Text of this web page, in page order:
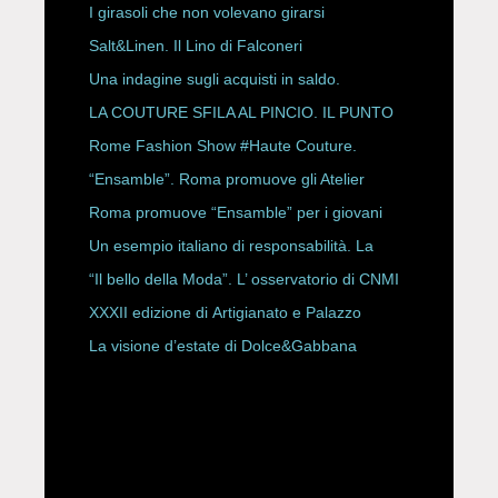
ESPY Awards 2026
I girasoli che non volevano girarsi
Salt&Linen. Il Lino di Falconeri
Una indagine sugli acquisti in saldo.
LA COUTURE SFILA AL PINCIO. IL PUNTO
CON ALESSANDRO ONORATO E
ROBERTA ANGELILLI
Rome Fashion Show #Haute Couture.
“Ensamble”. Roma promuove gli Atelier
Storici
Roma promuove “Ensamble” per i giovani
Un esempio italiano di responsabilità. La
Rete Slow Fiber
“Il bello della Moda”. L’ osservatorio di CNMI
XXXII edizione di Artigianato e Palazzo
La visione d’estate di Dolce&Gabbana